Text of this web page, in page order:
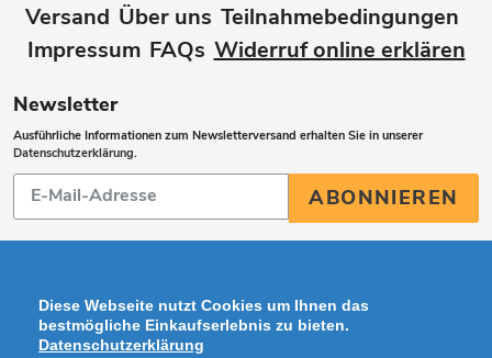
Versand Über uns Teilnahmebedingungen
Impressum FAQs Widerruf online erklären
Newsletter
Ausführliche Informationen zum Newsletterversand erhalten Sie in unserer
Datenschutzerklärung.
Abonnieren
Sie
unsere
ABONNIEREN
Diese Webseite nutzt Cookies um Ihnen das
bestmögliche Einkaufserlebnis zu bieten.
Datenschutzerklärung